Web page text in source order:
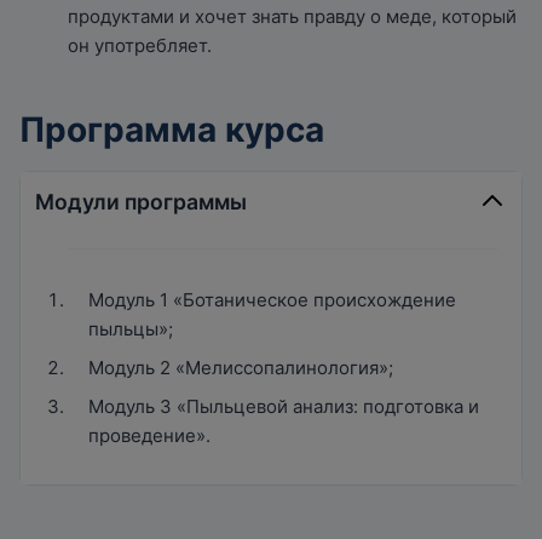
продуктами и хочет знать правду о меде, который
он употребляет.
Программа курса
Модули программы
Модуль 1 «Ботаническое происхождение
пыльцы»;
Модуль 2 «Мелиссопалинология»;
Модуль 3 «Пыльцевой анализ: подготовка и
проведение».